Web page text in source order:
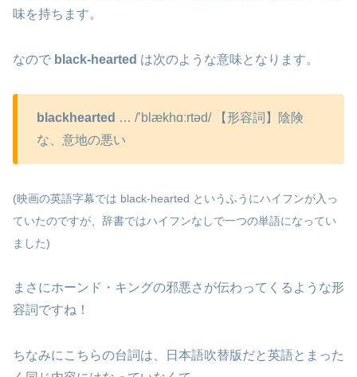
味を持ちます。
なので black-hearted は次のような意味となります。
blackhearted … /’blækhɑːrtəd/ 【形容詞】陰険
な、意地の悪い
(映画の英語字幕では black-hearted というふうにハイフンが入っ
ていたのですが、辞書ではハイフンなしで一つの単語になってい
ました)
まさにホーンド・キングの邪悪さが伝わってくるような形
容詞ですね！
ちなみにこちらの台詞は、日本語吹替版だと英語とまった